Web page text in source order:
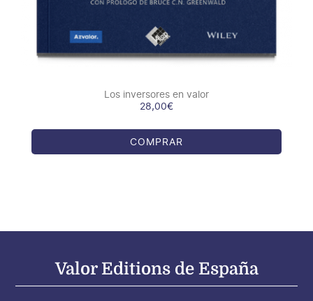
Los inversores en valor
28,00€
COMPRAR
Valor Editions de España